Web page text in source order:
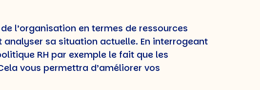
l’organisation en termes de ressources
analyser sa situation actuelle. En interrogeant
RH par exemple le fait que les
vous permettra d’améliorer vos